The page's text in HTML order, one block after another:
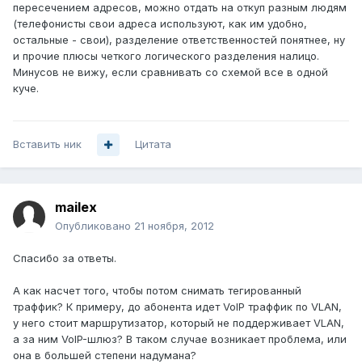
пересечением адресов, можно отдать на откуп разным людям
(телефонисты свои адреса используют, как им удобно,
остальные - свои), разделение ответственностей понятнее, ну
и прочие плюсы четкого логического разделения налицо.
Минусов не вижу, если сравнивать со схемой все в одной
куче.
Вставить ник Цитата
mailex
Опубликовано 21 ноября, 2012
Спасибо за ответы.
А как насчет того, чтобы потом снимать тегированный
траффик? К примеру, до абонента идет VoIP траффик по VLAN,
у него стоит маршрутизатор, который не поддерживает VLAN,
а за ним VoIP-шлюз? В таком случае возникает проблема, или
она в большей степени надумана?